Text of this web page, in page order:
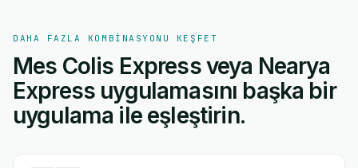
DAHA FAZLA KOMBINASYONU KEŞFET
Mes Colis Express veya Nearya
Express uygulamasını başka bir
uygulama ile eşleştirin.